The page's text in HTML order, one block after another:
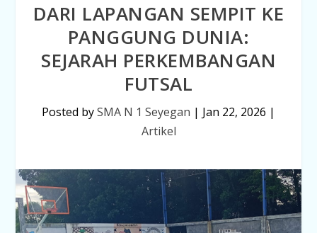
DARI LAPANGAN SEMPIT KE
PANGGUNG DUNIA:
SEJARAH PERKEMBANGAN
FUTSAL
Posted bySMA N 1 Seyegan | Jan 22, 2026 |
Artikel